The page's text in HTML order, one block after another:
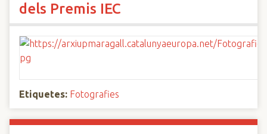
dels Premis IEC
Etiquetes: Fotografies